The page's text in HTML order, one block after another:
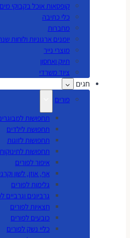
קופסאות אוכל בקבוקי
כלי כתיבה
מחברות
יומנים ארגוניות ולוחות
מוצרי נייר
תיוק ואחסון
ציוד משרדי
חגים
פורים
תחפושות
תחפושת לילדים
תחפושות לזוגות
תחפושות לתינוקות
איפור לפורים
אף, אוזן, לשון
גלימות לפורים
גרביונים וגרביים
חצאיות לפורים
כובעים לפורים
כליי נשק לפורים